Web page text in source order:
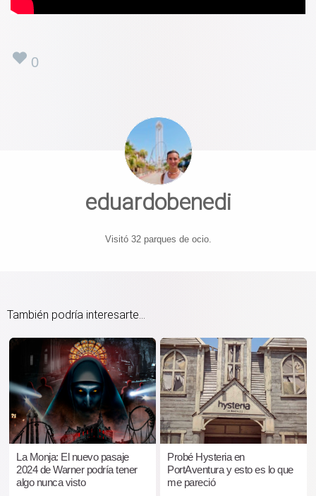
0
eduardobenedi
Visitó 32 parques de ocio.
También podría interesarte...
La Monja: El nuevo pasaje
2024 de Warner podría tener
algo nunca visto
Probé Hysteria en
PortAventura y esto es lo que
me pareció